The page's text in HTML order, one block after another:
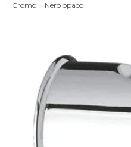
Cromo Nero opaco